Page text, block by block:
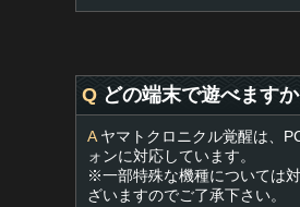
Q どの端末で遊べますか
Aヤマトクロニクル覚醒は、
ォンに対応しています。
※一部特殊な機種については
ざいますのでご了承下さい。